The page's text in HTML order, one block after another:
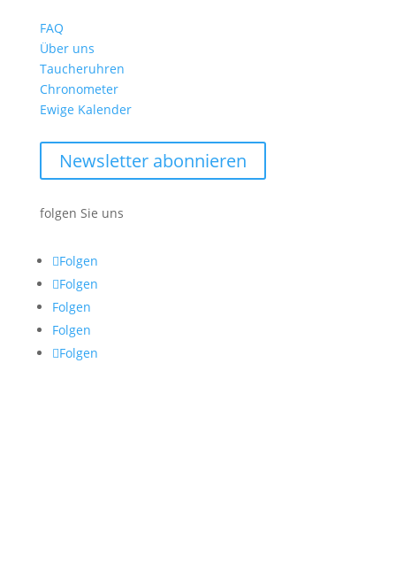
FAQ
Über uns
Taucheruhren
Chronometer
Ewige Kalender
Newsletter abonnieren
folgen Sie uns
Folgen
Folgen
Folgen
Folgen
Folgen